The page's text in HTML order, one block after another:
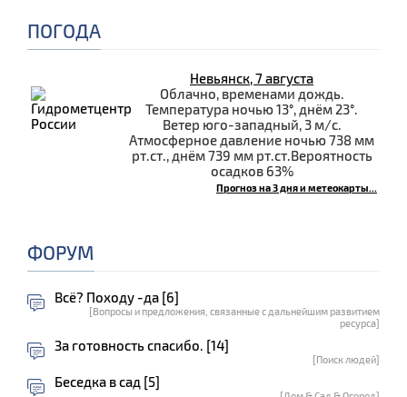
ПОГОДА
Невьянск, 7 августа
Облачно, временами дождь.
Температура ночью 13°, днём 23°.
Ветер юго-западный, 3 м/с.
Атмосферное давление ночью 738 мм
рт.ст., днём 739 мм рт.ст.Вероятность
осадков 63%
Прогноз на 3 дня и метеокарты...
ФОРУМ
Всё? Походу -да [6]
[Вопросы и предложения, связанные с дальнейшим развитием
ресурса]
За готовность спасибо. [14]
[Поиск людей]
Беседка в сад [5]